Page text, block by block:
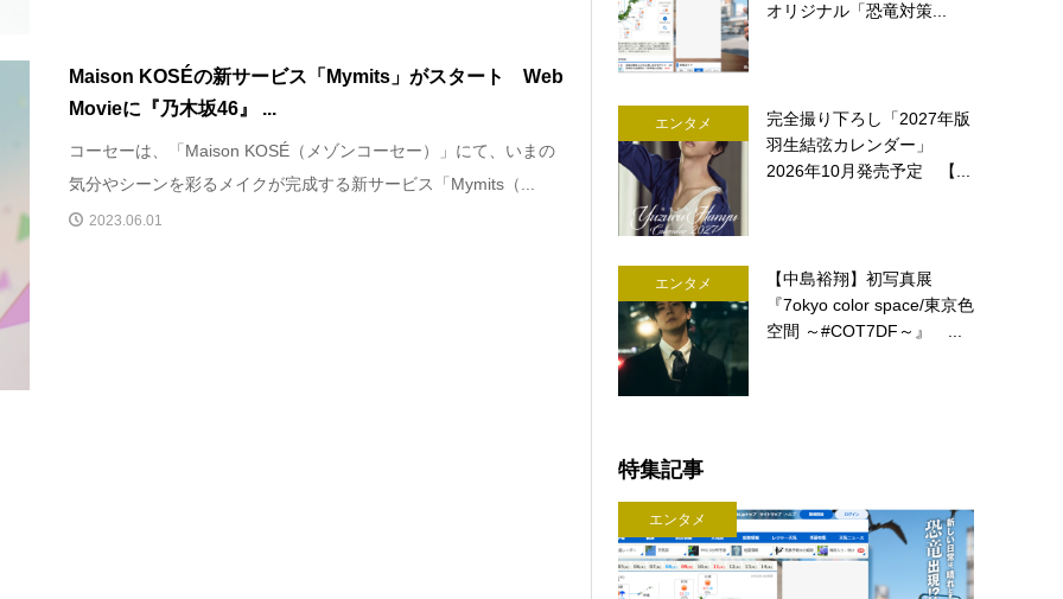
Maison KOSÉの新サービス「Mymits」がスタート Web
Movieに『乃木坂46』 ...
コーセーは、「Maison KOSÉ（メゾンコーセー）」にて、いまの
気分やシーンを彩るメイクが完成する新サービス「Mymits（...
2023.06.01
オリジナル「恐竜対策...
エンタメ
完全撮り下ろし「2027年版
羽生結弦カレンダー」
2026年10月発売予定 【...
エンタメ
【中島裕翔】初写真展
『7okyo color space/東京色
空間 ～#COT7DF～』 ...
特集記事
エンタメ